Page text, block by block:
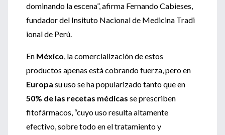
dominando la escena”, afirma Fernando Cabieses,
fundador del Insituto Nacional de Medicina Tradi
ional de Perú.
En México, la comercialización de estos
productos apenas está cobrando fuerza, pero en
Europa su uso se ha popularizado tanto que en
50% de las recetas médicas se prescriben
fitofármacos, “cuyo uso resulta altamente
efectivo, sobre todo en el tratamiento y